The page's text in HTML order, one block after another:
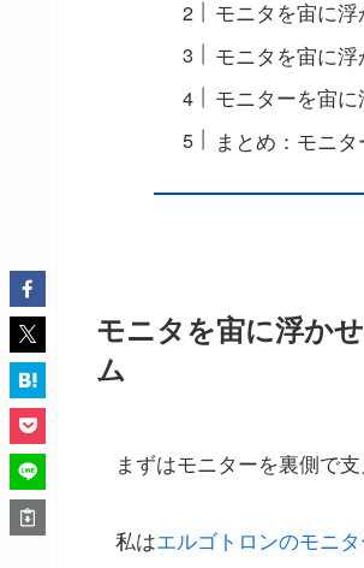
モニタを宙に
モニタを宙に
モニターを宙
まとめ：モニ
モニタを宙に浮か
ム
まずはモニターを裏側で
私はエルゴトロンのモニ